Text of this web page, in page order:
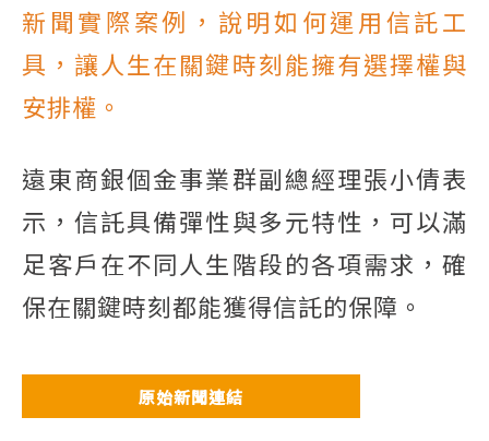
新聞實際案例，說明如何運用信託工
具，讓人生在關鍵時刻能擁有選擇權與
安排權。
遠東商銀個金事業群副總經理張小倩表
示，信託具備彈性與多元特性，可以滿
足客戶在不同人生階段的各項需求，確
保在關鍵時刻都能獲得信託的保障。
原始新聞連結